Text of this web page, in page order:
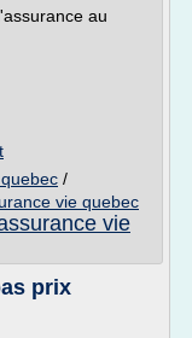
au
/
vie quebec
vie
prix